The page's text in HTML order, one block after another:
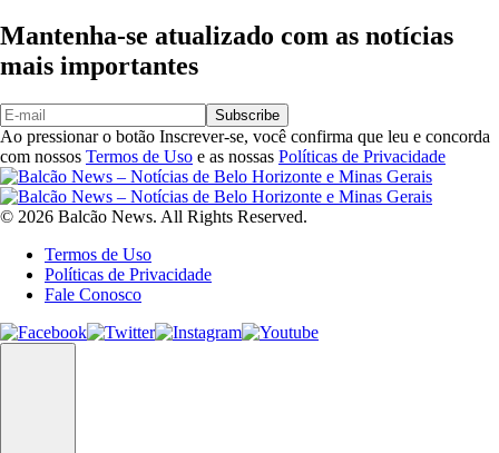
Mantenha-se atualizado com as notícias
mais importantes
Subscribe
Ao pressionar o botão Inscrever-se, você confirma que leu e concorda
com nossos Termos de Uso e as nossas Políticas de Privacidade
© 2026 Balcão News. All Rights Reserved.
Termos de Uso
Políticas de Privacidade
Fale Conosco